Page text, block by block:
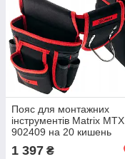
Пояс для монтажних
інструментів Matrix MTX
902409 на 20 кишень
1 397 ₴